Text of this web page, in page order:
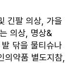
긴팔 의상, 가을
의상, 명상&
닦을 물티슈나
의약품 별도지참,